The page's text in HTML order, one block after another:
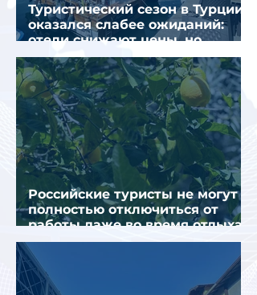
Туристический сезон в Турции
оказался слабее ожиданий:
отели снижают цены, но
загрузка остается низкой
Российские туристы не могут
полностью отключиться от
работы даже во время отдыха
в Турции